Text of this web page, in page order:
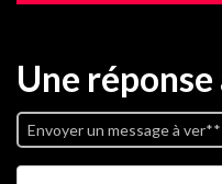
Une réponse
Envoyer un message à